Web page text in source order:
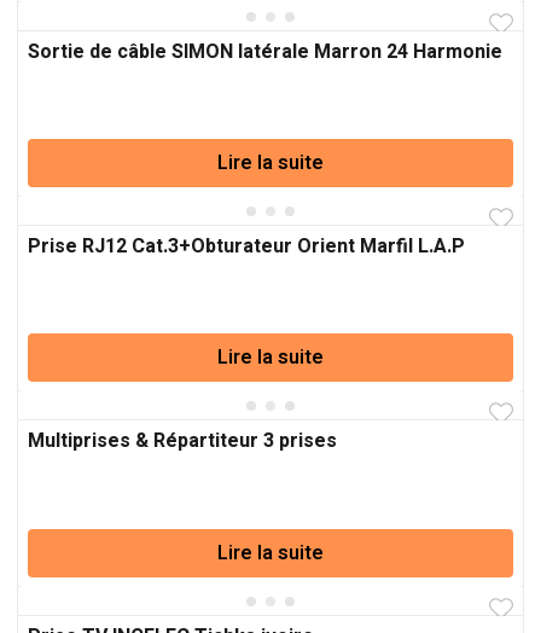
Sortie de câble SIMON latérale Marron 24 Harmonie
Lire la suite
Prise RJ12 Cat.3+Obturateur Orient Marfil L.A.P
Lire la suite
Multiprises & Répartiteur 3 prises
Lire la suite